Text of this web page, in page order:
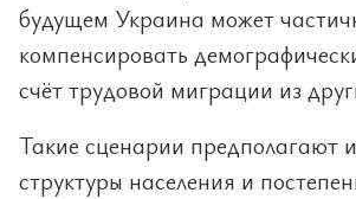
будущем Украина может
компенсировать
счёт трудовой миграции из
Такие сценарии предполагают
структуры населения и